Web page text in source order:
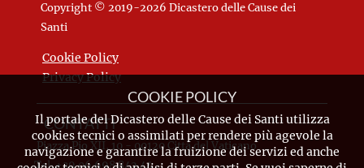
Copyright © 2019-2026 Dicastero delle Cause dei
Santi
Cookie Policy
Privacy Policy
CONTATTI
Piazza Pio XII, 10 - 00120 Città del Vaticano
Tel. +39.06.698.842.44
COOKIE POLICY
Il portale del Dicastero delle Cause dei Santi utilizza
cookies tecnici o assimilati per rendere più agevole la
navigazione e garantire la fruizione dei servizi ed anche